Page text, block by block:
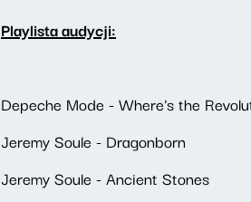
Playlista audycji:
Depeche Mode - Where's the
Jeremy Soule - Dragonborn
Jeremy Soule - Ancient Stones